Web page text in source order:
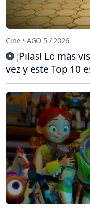
Cine • AGO 5 / 2026
¡Pilas! Lo más
vez y este Top 10